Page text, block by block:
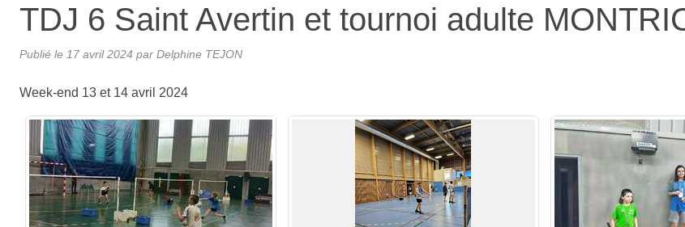
TDJ 6 Saint Avertin et tournoi adulte
Publié le 17 avril 2024 par Delphine TEJON
Week-end 13 et 14 avril 2024